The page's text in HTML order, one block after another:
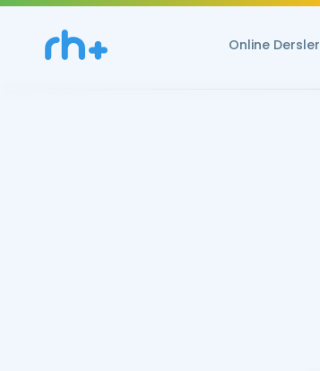
Online Dersler